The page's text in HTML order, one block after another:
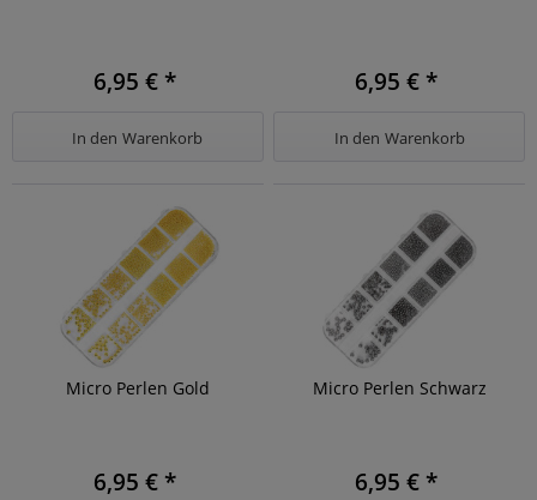
6,95 € *
In den Warenkorb
6,95 € *
In den Warenkorb
Micro Perlen Gold
6,95 € *
Micro Perlen Schwarz
6,95 € *